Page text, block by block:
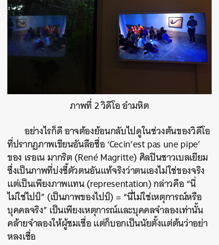
ภาพที่ 2 วิดีโอ อำมหิต
อย่างไรก็ดี อาจต้องย้อนกลับไปดูในช่วงต้นของวิดีโอ
ที่ปรากฏภาพเขียนอันลือชื่อ ‘Cecin’est pas une pipe’
ของ เรอเน มากริต (René Magritte) ศิลปินชาวเบลเยียม
ซึ่งเป็นภาพที่บ่งชี้ตัวตนอันแท้จริงว่าตนเองไม่ใช่ของจริง
แต่เป็นเพียงภาพแทน (representation) กล่าวคือ “นี่
ไม่ใช่ไปป์” (เป็นภาพของไปป์) = “นี่ไม่ใช่เหตุการณ์หรือ
บุคคลจริง” เป็นเพียงเหตุการณ์และบุคคลจำลองเท่านั้น
คล้ายจำลองให้ผู้ชมเชื่อ แต่ก็บอกเป็นนัยตั้งแต่ต้นว่าอย่า
หลงเชื่อ
ค้นหา
SHARE TWEET LINE EMAIL